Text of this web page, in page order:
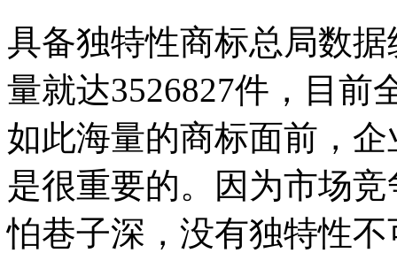
具备独特性商标总局数
量就达3526827件，目前
如此海量的商标面前，
是很重要的。因为市场
怕巷子深，没有独特性